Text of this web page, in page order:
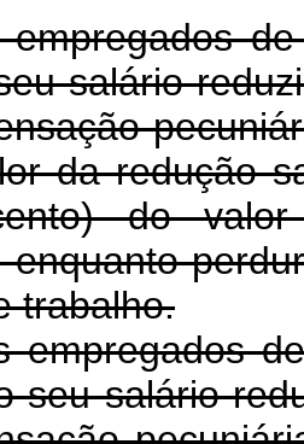
empregados
salário
da redução
do
enquanto
trabalho.
empregados
seu salário